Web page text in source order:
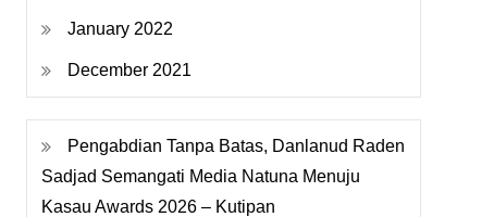
January 2022
December 2021
Pengabdian Tanpa Batas, Danlanud Raden
Sadjad Semangati Media Natuna Menuju
Kasau Awards 2026 – Kutipan